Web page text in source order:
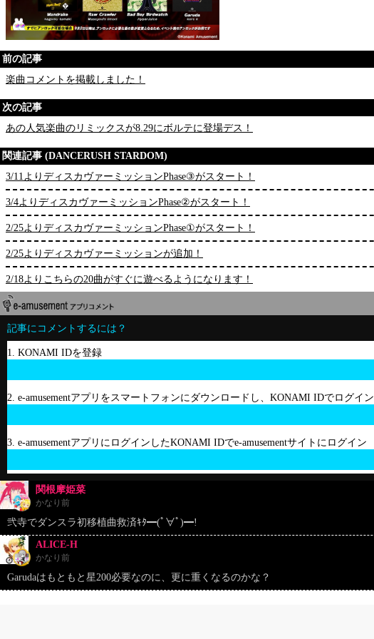
前の記事
楽曲コメントを掲載しました！
次の記事
あの人気楽曲のリミックスが8.29にボルテに登場デス！
関連記事 (DANCERUSH STARDOM)
3/11よりディスカヴァーミッションPhase③がスタート！
3/4よりディスカヴァーミッションPhase②がスタート！
2/25よりディスカヴァーミッションPhase①がスタート！
2/25よりディスカヴァーミッションが追加！
2/18よりこちらの20曲がすぐに遊べるようになります！
記事にコメントするには？
1. KONAMI IDを登録
2. e-amusementアプリをスマートフォンにダウンロードし、KONAMI IDでログイン
3. e-amusementアプリにログインしたKONAMI IDでe-amusementサイトにログイン
関根摩姫菜
かなり前
弐寺でダンスラ初移植曲救済ｷﾀ━(ﾟ∀ﾟ)━!
ALICE-H
かなり前
Garudaはもともと星200必要なのに、更に重くなるのかな？